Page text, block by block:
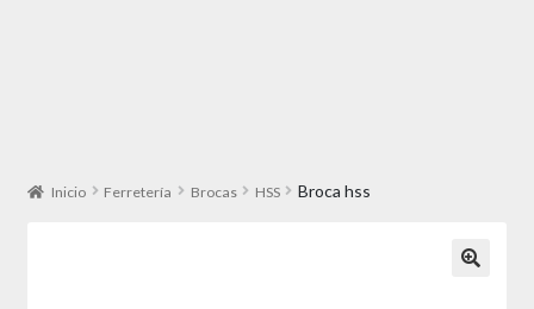
Inicio Ferretería Brocas HSS Broca hss